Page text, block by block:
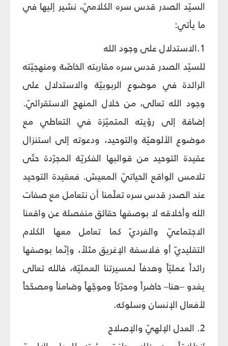
السيّد الصدر قدس سره الكلاميّ، نشير إليها في
ما يأتي:
1.الاستدلال على وجود الله
للسيّد الصدر قدس سره مقاربته الخاصّة ومنهجيّته
الرائدة في موضوع الربوبيّة والاستدلال على
وجود الله تعالى، من خلال المنهج الاستقرائيّ.
إضافة إلى رؤيته المتميّزة في التعاطي مع
موضوع الألوهيّة والتوحيد، ودعوته إلى استنزال
عقيدة التوحيد من قوالبها الفكريّة المجرّدة حتّى
تلامس الواقع الحياتيّ المعيش. فعقيدة التوحيد
عند الصدر قدس سره تعلّمنا أن نتعامل مع صفات
الله وأخلاقه لا بوصفها حقائق منفصلة عن واقعنا
الاجتماعيّ والفرديّ كما تعامل معها الكلام
التقليديّ أو فلاسفة الإغريق مثلاً، وإنّما بوصفها
رائداً عمليّاً وهدفاً لمسيرتنا العمليّة، فالله تعالى
يغدو –هنا– حاضراً ومحرّكاً وموجّهاً وضامناً ومصحّحاً
لأفعال الإنسان وسلوكه.
2. العدل الإلهيّ والإصلاح